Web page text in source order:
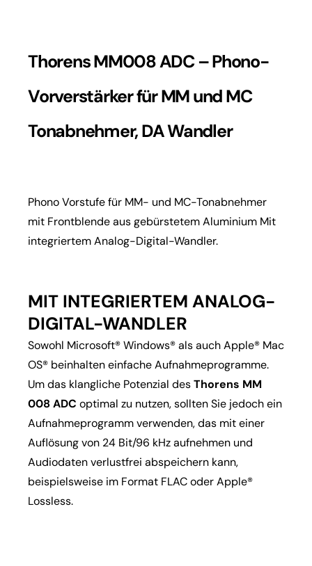
Thorens MM008 ADC – Phono-
Vorverstärker für MM und MC
Tonabnehmer, DA Wandler
Phono Vorstufe für MM- und MC-Tonabnehmer
mit Frontblende aus gebürstetem Aluminium Mit
integriertem Analog-Digital-Wandler.
MIT INTEGRIERTEM ANALOG-
DIGITAL-WANDLER
Sowohl Microsoft® Windows® als auch Apple® Mac
OS® beinhalten einfache Aufnahmeprogramme.
Um das klangliche Potenzial desThorens MM
008 ADC optimal zu nutzen, sollten Sie jedoch ein
Aufnahmeprogramm verwenden, das mit einer
Auflösung von 24 Bit/96 kHz aufnehmen und
Audiodaten verlustfrei abspeichern kann,
beispielsweise im Format FLAC oder Apple®
Lossless.